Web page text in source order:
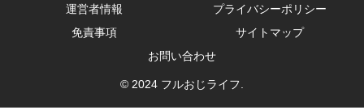
運営者情報
プライバシーポリシー
免責事項
サイトマップ
お問い合わせ
© 2024 フルおじライフ.